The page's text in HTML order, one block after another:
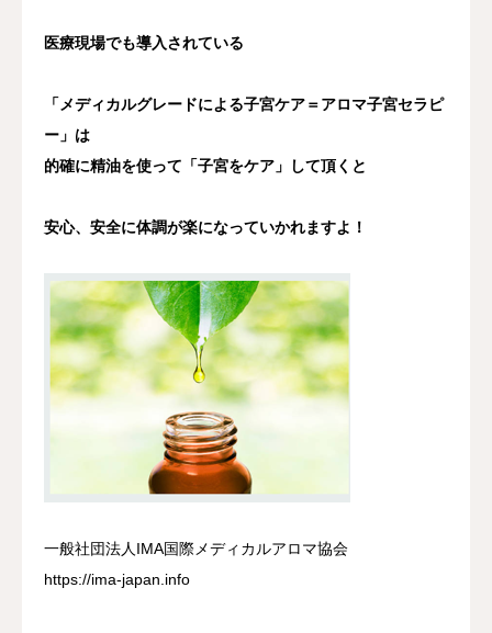
医療現場でも導入されている
「メディカルグレードによる子宮ケア＝アロマ子宮セラピ
ー」は
的確に精油を使って「子宮をケア」して頂くと
安心、安全に体調が楽になっていかれますよ！
一般社団法人IMA国際メディカルアロマ協会
https://ima-japan.info